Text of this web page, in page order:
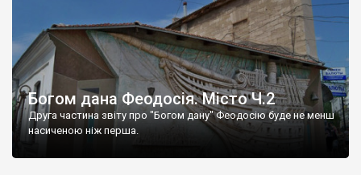
Богом дана Феодосія. Місто Ч.2
Друга частина звіту про "Богом дану" Феодосію буде не менш
насиченою ніж перша.